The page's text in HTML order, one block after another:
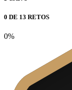
0 DE 13 RETOS
0%